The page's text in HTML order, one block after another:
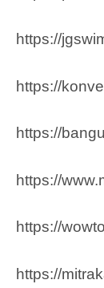
https://
https://
https://
https://
https://
https://